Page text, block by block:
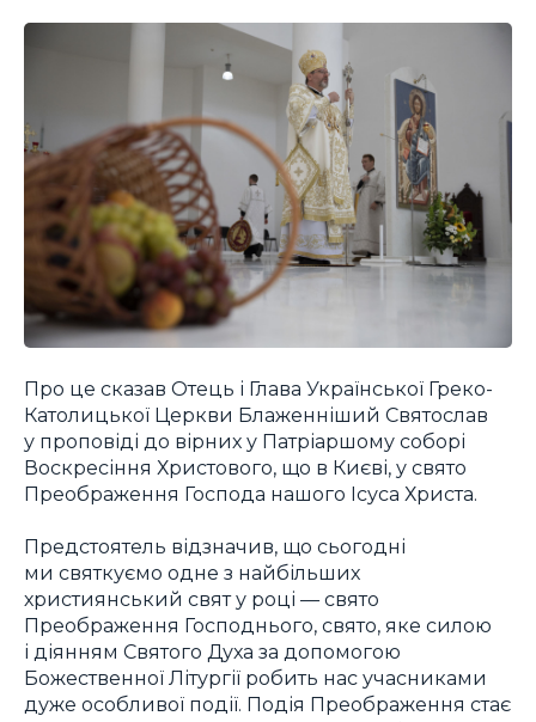
Про це сказав Отець і Глава Української Греко-
Католицької Церкви Блаженніший Святослав
у проповіді до вірних у Патріаршому соборі
Воскресіння Христового, що в Києві, у свято
Преображення Господа нашого Ісуса Христа.
Предстоятель відзначив, що сьогодні
ми святкуємо одне з найбільших
християнський свят у році — свято
Преображення Господнього, свято, яке силою
і діянням Святого Духа за допомогою
Божественної Літургії робить нас учасниками
дуже особливої події. Подія Преображення стає